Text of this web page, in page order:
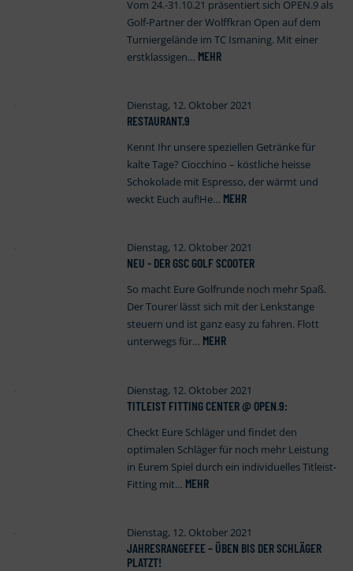
Vom 24.-31.10.21 präsentiert sich OPEN.9 als
Golf-Partner der Wolffkran Open auf dem
Turniergelände im TC Ismaning. Mit einer
erstklassigen… MEHR
Dienstag, 12. Oktober 2021
RESTAURANT.9
Kennt Ihr unsere speziellen Getränke für
kalte Tage? Ciocchino – köstliche heisse
Schokolade mit Espresso, der wärmt und
weckt Euch auf!He… MEHR
Dienstag, 12. Oktober 2021
NEU - DER GSC GOLF SCOOTER
So macht Eure Golfrunde noch mehr Spaß.
Der Tourer lässt sich mit der Lenkstange
steuern und ist ganz easy zu fahren. Flott
unterwegs für… MEHR
Dienstag, 12. Oktober 2021
TITLEIST FITTING CENTER @ OPEN.9:
Checkt Eure Schläger und findet den
optimalen Schläger für noch mehr Leistung
in Eurem Spiel durch ein individuelles Titleist-
Fitting mit… MEHR
Dienstag, 12. Oktober 2021
JAHRESRANGEFEE – ÜBEN BIS DER SCHLÄGER
PLATZT!